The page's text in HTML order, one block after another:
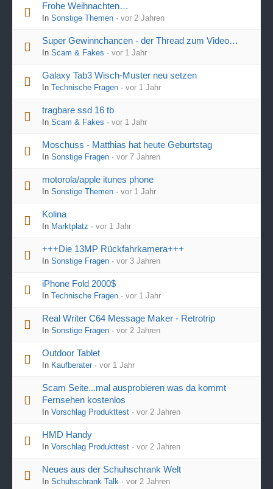
Frohe Weihnachten…
In Sonstige Themen · vor 2 Jahren
Super Gewinnchancen - der Thread zum Video…
In Scam & Fakes · vor 1 Jahr
Galaxy Tab3 Wisch-Muster neu setzen
In Technische Fragen · vor 1 Jahr
tragbare ssd 16 tb
In Scam & Fakes · vor 1 Jahr
Moschuss - Matthias hat heute Geburtstag
In Sonstige Fragen · vor 7 Jahren
motorola/apple itunes phone
In Sonstige Themen · vor 1 Jahr
Kolina
In Marktplatz · vor 1 Jahr
+++Die 13MP Rückfahrkamera+++
In Sonstige Fragen · vor 3 Jahren
iPhone Fold 2000$
In Technische Fragen · vor 1 Jahr
Real Writer C64 Message Maker - Retrotrip
In Sonstige Fragen · vor 2 Jahren
Outdoor Tablet
In Kaufberater · vor 1 Jahr
Scam Seite...mal ausprobieren was da kommt
Fernsehen kostenlos
In Vorschlag Produkttest · vor 2 Jahren
HMD Handy
In Vorschlag Produkttest · vor 2 Jahren
Neues aus der Schuhschrank Welt
In Schuhschrank Talk · vor 2 Jahren